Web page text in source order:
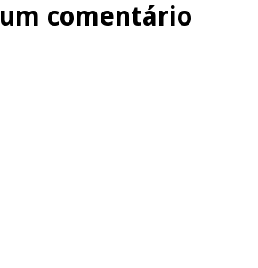
comentário